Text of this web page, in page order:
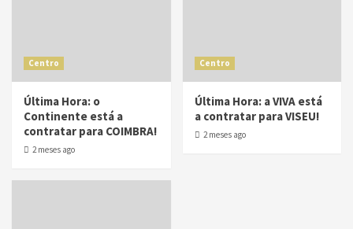
Centro
Última Hora: o
Continente está a
contratar para COIMBRA!
2 meses ago
Centro
Última Hora: a VIVA está
a contratar para VISEU!
2 meses ago